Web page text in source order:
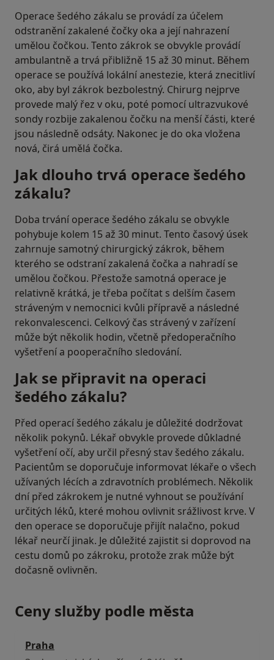
Operace šedého zákalu se provádí za účelem
odstranění zakalené čočky oka a její nahrazení
umělou čočkou. Tento zákrok se obvykle provádí
ambulantně a trvá přibližně 15 až 30 minut. Během
operace se používá lokální anestezie, která znecitliví
oko, aby byl zákrok bezbolestný. Chirurg nejprve
provede malý řez v oku, poté pomocí ultrazvukové
sondy rozbije zakalenou čočku na menší části, které
jsou následně odsáty. Nakonec je do oka vložena
nová, čirá umělá čočka.
Jak dlouho trvá operace šedého
zákalu?
Doba trvání operace šedého zákalu se obvykle
pohybuje kolem 15 až 30 minut. Tento časový úsek
zahrnuje samotný chirurgický zákrok, během
kterého se odstraní zakalená čočka a nahradí se
umělou čočkou. Přestože samotná operace je
relativně krátká, je třeba počítat s delším časem
stráveným v nemocnici kvůli přípravě a následné
rekonvalescenci. Celkový čas strávený v zařízení
může být několik hodin, včetně předoperačního
vyšetření a pooperačního sledování.
Jak se připravit na operaci
šedého zákalu?
Před operací šedého zákalu je důležité dodržovat
několik pokynů. Lékař obvykle provede důkladné
vyšetření očí, aby určil přesný stav šedého zákalu.
Pacientům se doporučuje informovat lékaře o všech
užívaných lécích a zdravotních problémech. Několik
dní před zákrokem je nutné vyhnout se používání
určitých léků, které mohou ovlivnit srážlivost krve. V
den operace se doporučuje přijít nalačno, pokud
lékař neurčí jinak. Je důležité zajistit si doprovod na
cestu domů po zákroku, protože zrak může být
dočasně ovlivněn.
Ceny služby podle města
Praha